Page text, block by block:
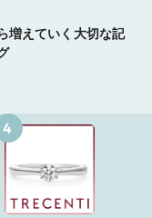
増えていく大切な記
4